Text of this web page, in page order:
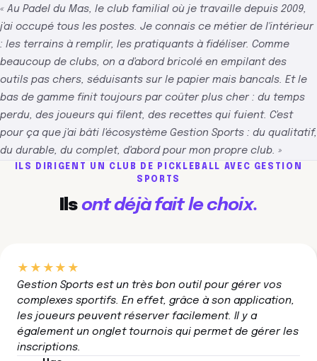
« Au Padel du Mas, le club familial où je travaille depuis 2009,
j'ai occupé tous les postes. Je connais ce métier de l'intérieur
: les terrains à remplir, les pratiquants à fidéliser. Comme
beaucoup de clubs, on a d'abord bricolé en empilant des
outils pas chers, séduisants sur le papier mais bancals. Et le
bas de gamme finit toujours par coûter plus cher : du temps
perdu, des joueurs qui filent, des recettes qui fuient. C'est
pour ça que j'ai bâti l'écosystème Gestion Sports : du qualitatif,
du durable, du complet, d'abord pour mon propre club. »
ILS DIRIGENT UN CLUB DE PICKLEBALL AVEC GESTION
SPORTS
Ils ont déjà fait le choix.
★★★★★
Gestion Sports est un très bon outil pour gérer vos
complexes sportifs. En effet, grâce à son application,
les joueurs peuvent réserver facilement. Il y a
également un onglet tournois qui permet de gérer les
inscriptions.